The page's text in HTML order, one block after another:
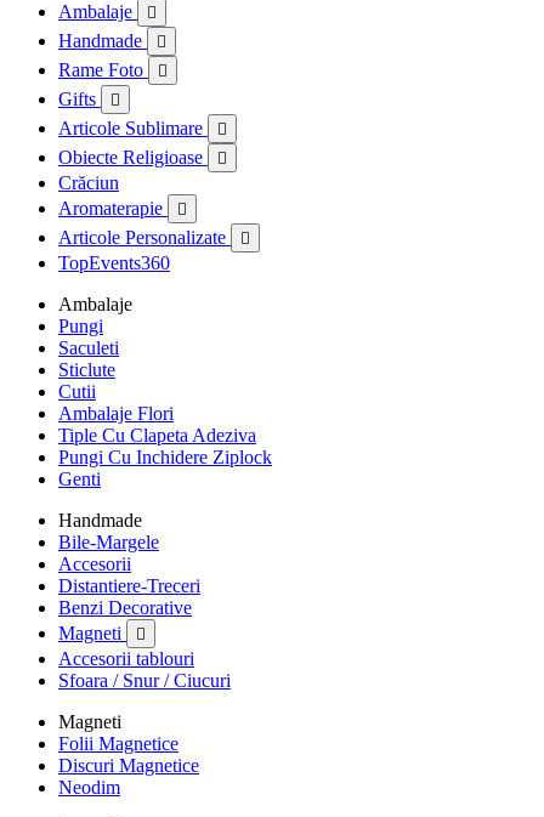
Ambalaje

Handmade 
Rame Foto 
Gifts 
Articole Sublimare 
Obiecte Religioase 
Crăciun
Aromaterapie

Articole Personalizate 
TopEvents360
Ambalaje
Pungi
Saculeti
Sticlute
Cutii
Ambalaje Flori
Tiple Cu Clapeta Adeziva
Pungi Cu Inchidere Ziplock
Genti
Handmade
Bile-Margele
Accesorii
Distantiere-Treceri
Benzi Decorative
Magneti

Accesorii tablouri
Sfoara / Snur / Ciucuri
Magneti
Folii Magnetice
Discuri Magnetice
Neodim